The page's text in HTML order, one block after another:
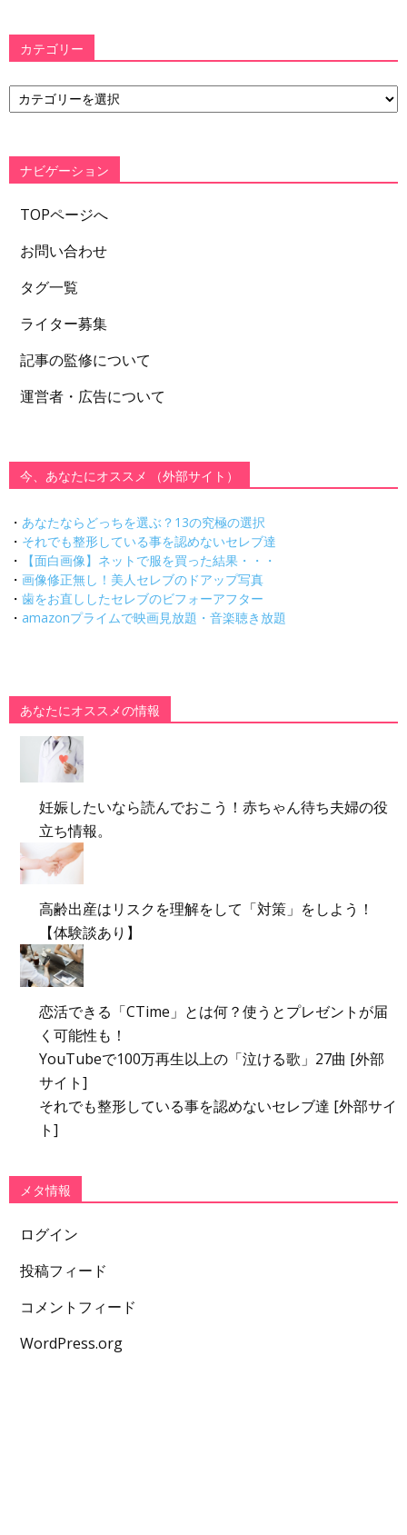
カテゴリー
カ
テ
ー
ナビゲーション
TOPページへ
お問い合わせ
タグ一覧
ライター募集
記事の監修について
運営者・広告について
今、あなたにオススメ （外部サイト）
・ あなたならどっちを選ぶ？13の究極の選択
・ それでも整形している事を認めないセレブ達
・
【面白画像】ネットで服を買った結果・・・
・ 画像修正無し！美人セレブのドアップ写真
・ 歯をお直ししたセレブのビフォーアフター
・ amazonプライムで映画見放題・音楽聴き放題
あなたにオススメの情報
妊娠したいなら読んでおこう！赤ちゃん待ち夫婦の役
立ち情報。
高齢出産はリスクを理解をして「対策」をしよう！
【体験談あり】
恋活できる「CTime」とは何？使うとプレゼントが届
く可能性も！
YouTubeで100万再生以上の「泣ける歌」27曲 [外部
サイト]
それでも整形している事を認めないセレブ達 [外部サイ
ト]
メタ情報
ログイン
投稿フィード
コメントフィード
WordPress.org